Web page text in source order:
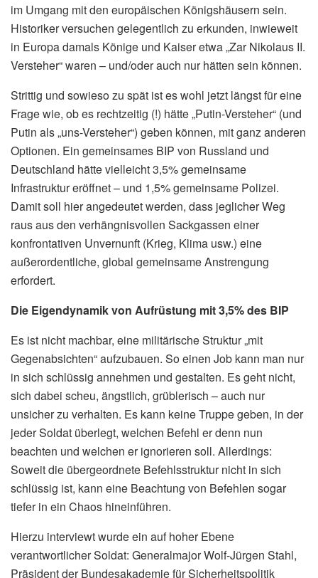
im Umgang mit den europäischen Königshäusern sein.
Historiker versuchen gelegentlich zu erkunden, inwieweit
in Europa damals Könige und Kaiser etwa „Zar Nikolaus II.
Versteher“ waren – und/oder auch nur hätten sein können.
Strittig und sowieso zu spät ist es wohl jetzt längst für eine
Frage wie, ob es rechtzeitig (!) hätte „Putin-Versteher“ (und
Putin als „uns-Versteher“) geben können, mit ganz anderen
Optionen. Ein gemeinsames BIP von Russland und
Deutschland hätte vielleicht 3,5% gemeinsame
Infrastruktur eröffnet – und 1,5% gemeinsame Polizei.
Damit soll hier angedeutet werden, dass jeglicher Weg
raus aus den verhängnisvollen Sackgassen einer
konfrontativen Unvernunft (Krieg, Klima usw.) eine
außerordentliche, global gemeinsame Anstrengung
erfordert.
Die Eigendynamik von Aufrüstung mit 3,5% des BIP
Es ist nicht machbar, eine militärische Struktur „mit
Gegenabsichten“ aufzubauen. So einen Job kann man nur
in sich schlüssig annehmen und gestalten. Es geht nicht,
sich dabei scheu, ängstlich, grüblerisch – auch nur
unsicher zu verhalten. Es kann keine Truppe geben, in der
jeder Soldat überlegt, welchen Befehl er denn nun
beachten und welchen er ignorieren soll. Allerdings:
Soweit die übergeordnete Befehlsstruktur nicht in sich
schlüssig ist, kann eine Beachtung von Befehlen sogar
tiefer in ein Chaos hineinführen.
Hierzu interviewt wurde ein auf hoher Ebene
verantwortlicher Soldat: Generalmajor Wolf-Jürgen Stahl,
Präsident der Bundesakademie für Sicherheitspolitik